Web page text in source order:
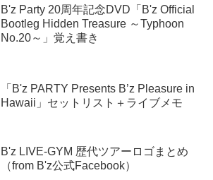
B'z Party 20周年記念DVD「B'z Official
Bootleg Hidden Treasure ～Typhoon
No.20～」覚え書き
「B'z PARTY Presents B’z Pleasure in
Hawaii」セットリスト＋ライブメモ
B'z LIVE-GYM 歴代ツアーロゴまとめ
（from B'z公式Facebook）